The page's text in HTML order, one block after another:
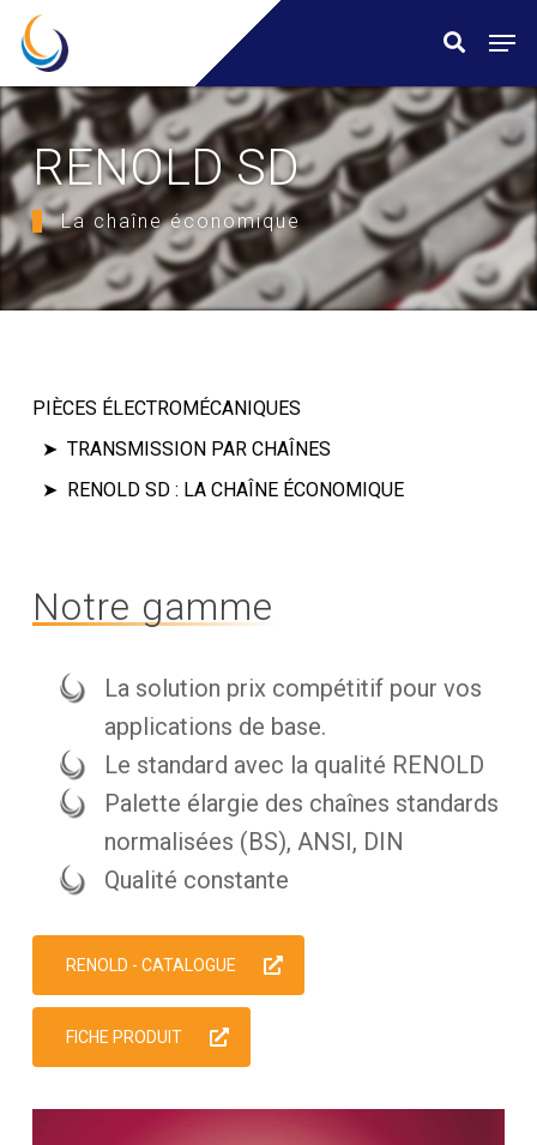
Skip
main
content
search
RENOLD SD
La chaîne économique
PIÈCES ÉLECTROMÉCANIQUES
TRANSMISSION PAR CHAÎNES
RENOLD SD : LA CHAÎNE ÉCONOMIQUE
Notre gamme
La solution prix compétitif pour vos
applications de base.
Le standard avec la qualité RENOLD
Palette élargie des chaînes standards
normalisées (BS), ANSI, DIN
Qualité constante
RENOLD - CATALOGUE
FICHE PRODUIT